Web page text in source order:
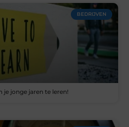
BEDRIJVEN
je jonge jaren te leren!